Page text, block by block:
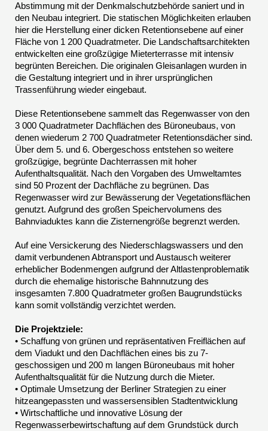
Abstimmung mit der Denkmalschutzbehörde saniert und in
den Neubau integriert. Die statischen Möglichkeiten erlauben
hier die Herstellung einer dicken Retentionsebene auf einer
Fläche von 1 200 Quadratmeter. Die Landschaftsarchitekten
entwickelten eine großzügige Mieterterrasse mit intensiv
begrünten Bereichen. Die originalen Gleisanlagen wurden in
die Gestaltung integriert und in ihrer ursprünglichen
Trassenführung wieder eingebaut.
Diese Retentionsebene sammelt das Regenwasser von den
3 000 Quadratmeter Dachflächen des Büroneubaus, von
denen wiederum 2 700 Quadratmeter Retentionsdächer sind.
Über dem 5. und 6. Obergeschoss entstehen so weitere
großzügige, begrünte Dachterrassen mit hoher
Aufenthaltsqualität. Nach den Vorgaben des Umweltamtes
sind 50 Prozent der Dachfläche zu begrünen. Das
Regenwasser wird zur Bewässerung der Vegetationsflächen
genutzt. Aufgrund des großen Speichervolumens des
Bahnviaduktes kann die Zisternengröße begrenzt werden.
Auf eine Versickerung des Niederschlagswassers und den
damit verbundenen Abtransport und Austausch weiterer
erheblicher Bodenmengen aufgrund der Altlastenproblematik
durch die ehemalige historische Bahnnutzung des
insgesamten 7.800 Quadratmeter großen Baugrundstücks
kann somit vollständig verzichtet werden.
Die Projektziele:
• Schaffung von grünen und repräsentativen Freiflächen auf
dem Viadukt und den Dachflächen eines bis zu 7-
geschossigen und 200 m langen Büroneubaus mit hoher
Aufenthaltsqualität für die Nutzung durch die Mieter.
• Optimale Umsetzung der Berliner Strategien zu einer
hitzeangepassten und wassersensiblen Stadtentwicklung
• Wirtschaftliche und innovative Lösung der
Regenwasserbewirtschaftung auf dem Grundstück durch